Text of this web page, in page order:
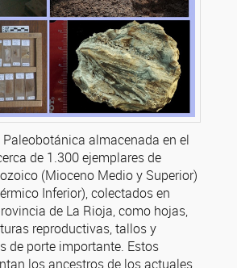
almacenada en el
de 1.300 ejemplares de
(Mioceno Medio y Superior)
Inferior), colectados en
de La Rioja, como hojas,
reproductivas, tallos y
de porte importante. Estos
los ancestros de los actuales